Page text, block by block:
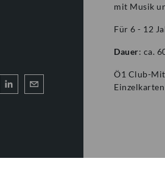
mit Musik
Für 6 - 12
Dauer: ca.
Ö1 Club-
Einzelkarten